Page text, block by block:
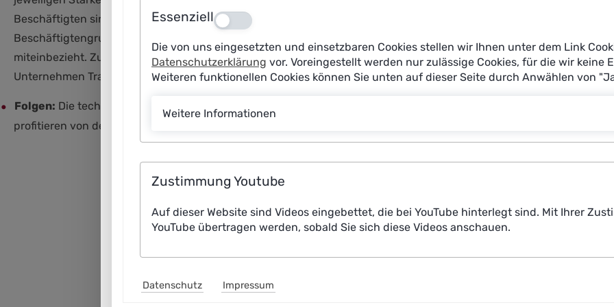
Beschäftigten sind darüber informiert, welche Daten im Arbeitsprozess für welche Zwecke erhoben werden.
Beschäftigtengruppen im Arbeitskontext nutzen dürfen. Begleitet wurde die Einführung von KI-Systemen durch
miteinbezieht. Zu sämtlichen Maßnahmen, die zur Verhinderung eines missbräuchlichen Einsatzes der KI-
Unternehmen Transparenz.
Folgen: Die technischen Maßnahmen und betrieblichen Instrumente verhindern, dass die Führungskraft Zugriff
profitieren von der Zusammenarbeit mit KI-Systemen, die sie in der produktiven Ausübung ihrer Aufgaben
Essenziell Aus
Die von uns eingesetzten und einsetzbaren Cookies stellen wir Ihnen unter dem Link
Datenschutzerklärung vor. Voreingestellt werden nur zulässige Cookies, für die wir keine
Weiteren funktionellen Cookies können Sie unten auf dieser Seite durch Anwählen von
Weitere Informationen
Zustimmung Youtube
Auf dieser Website sind Videos eingebettet, die bei YouTube hinterlegt sind. Mit Ihrer
YouTube übertragen werden, sobald Sie sich diese Videos anschauen.
Datenschutz Impressum